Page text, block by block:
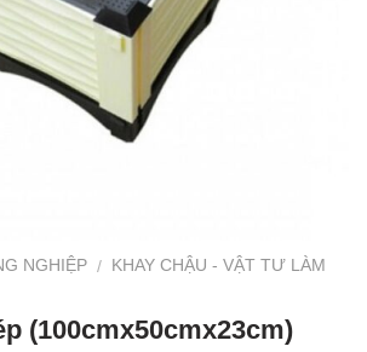
NGHIỆP /
KHAY CHẬU - VẬT TƯ LÀM
(100cmx50cmx23cm)